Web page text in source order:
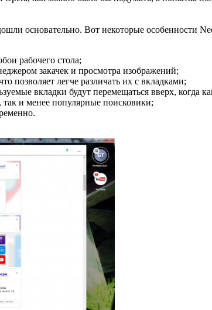
основательно. Вот некоторые особенности
рабочего стола;
закачек и просмотра изображений;
позволяет легче различать их с вкладками;
вкладки будут перемещаться вверх, когда
и менее популярные поисковики;